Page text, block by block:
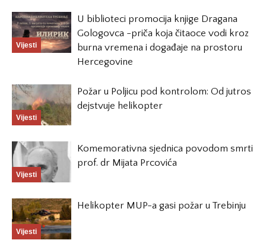
Vijesti
U biblioteci promocija knjige Dragana
Gologovca -priča koja čitaoce vodi kroz
burna vremena i događaje na prostoru
Hercegovine
Vijesti
Požar u Poljicu pod kontrolom: Od jutros
dejstvuje helikopter
Vijesti
Komemorativna sjednica povodom smrti
prof. dr Mijata Prcovića
Vijesti
Helikopter MUP-a gasi požar u Trebinju